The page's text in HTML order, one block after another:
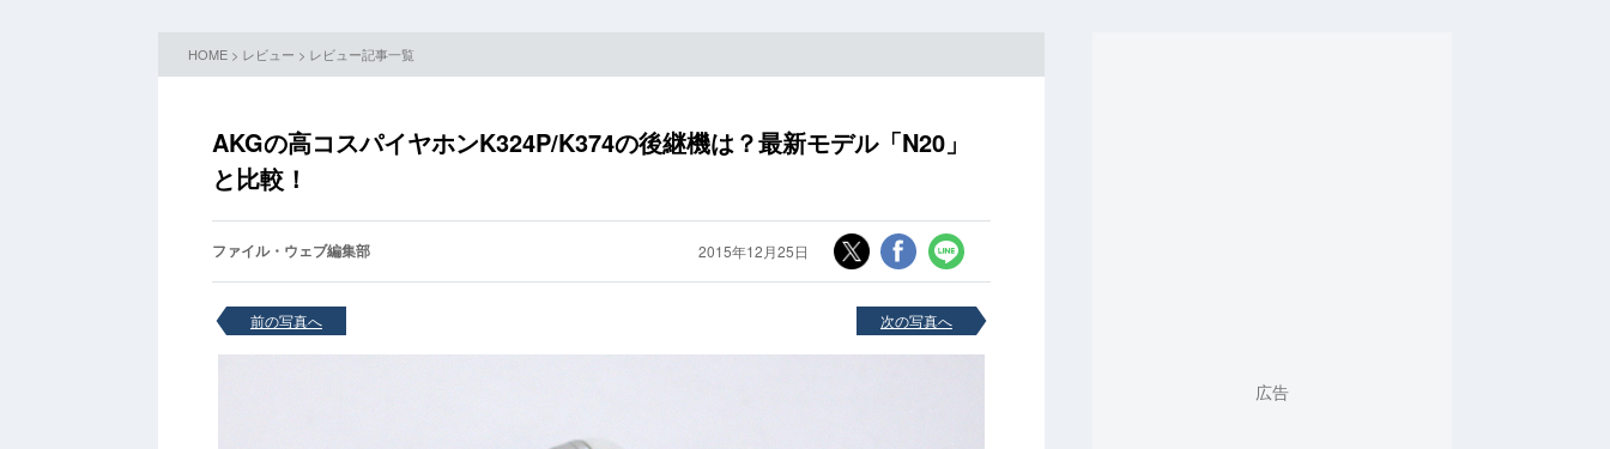
HOME > レビュー > レビュー記事一覧
AKGの高コスパイヤホンK324P/K374の後継機は？最新モデル「N20」
と比較！
ファイル・ウェブ編集部 2015年12月25日
前の写真へ 次の写真へ